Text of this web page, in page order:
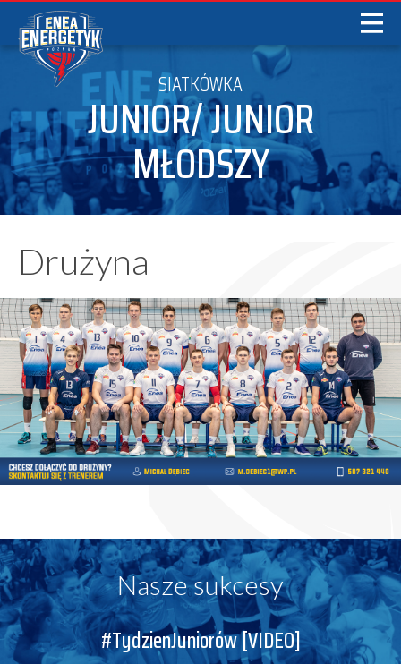
SIATKÓWKA
JUNIOR/ JUNIOR
MŁODSZY
Drużyna
Nasze sukcesy
#TydzienJuniorów [VIDEO]